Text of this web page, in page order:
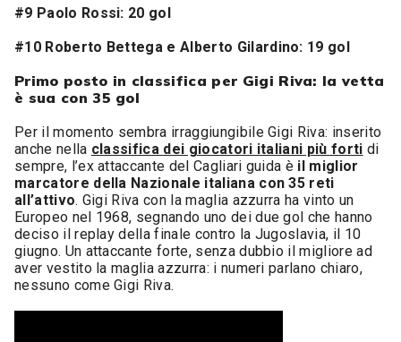
#9 Paolo Rossi: 20 gol
#10 Roberto Bettega e Alberto Gilardino: 19 gol
Primo posto in classifica per Gigi Riva: la vetta
è sua con 35 gol
Per il momento sembra irraggiungibile Gigi Riva: inserito
anche nella classifica dei giocatori italiani più forti di
sempre, l’ex attaccante del Cagliari guida è il miglior
marcatore della Nazionale italiana con 35 reti
all’attivo. Gigi Riva con la maglia azzurra ha vinto un
Europeo nel 1968, segnando uno dei due gol che hanno
deciso il replay della finale contro la Jugoslavia, il 10
giugno. Un attaccante forte, senza dubbio il migliore ad
aver vestito la maglia azzurra: i numeri parlano chiaro,
nessuno come Gigi Riva.